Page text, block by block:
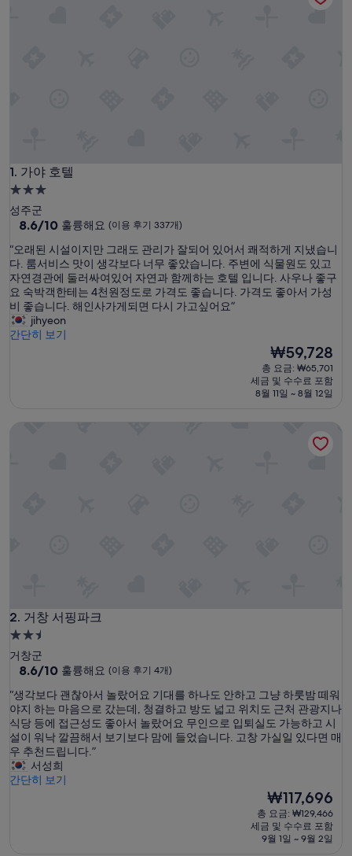
1. 가야 호텔
가야 호텔
3.0
성
급
숙
박
시
설
성주군
10
만
점
중
8.6
점,
훌
륭
기
8.6/10 훌륭해요 (이용 후기 337개)
“
오
래
된
시
설
이
냈
습
다
서
비
스
맛
이
생
각
“오래된 시설이지만 그래도 관리가 잘되어 있어서 쾌적하게 지냈습니
다. 룸서비스 맛이 생각보다 너무 좋았습니다. 주변에 식물원도 있고
자연경관에 둘러싸여있어 자연과 함께하는 호텔 입니다. 사우나 좋구
요 숙박객한테는 4천원정도로 가격도 좋습니다. 가격도 좋아서 가성
비 좋습니다. 해인사가게되면 다시 가고싶어요”
jihyeon
간단히 보기
현
재
요
금
₩59,728
총 요금: ₩65,701
세금 및 수수료 포함
8월 11일 ~ 8월 12일
2. 거창 서핑파크
거창 서핑파크
2.5
성
급
숙
박
시
설
거창군
10
만
점
중
8.6
점,
훌
륭
8.6/10 훌륭해요 (이용 후기 4개)
“
생
각
보
다
괜
찮
“생각보다 괜찮아서 놀랐어요 기대를 하나도 안하고 그냥 하룻밤 떼워
야지 하는 마음으로 갔는데, 청결하고 방도 넓고 위치도 근처 관광지나
식당 등에 접근성도 좋아서 놀랐어요 무인으로 입퇴실도 가능하고 시
설이 워낙 깔끔해서 보기보다 맘에 들었습니다. 고창 가실일 있다면 매
우 추천드립니다.”
서성희
간단히 보기
현
재
요
금
₩117,696
총 요금: ₩129,466
세금 및 수수료 포함
9월 1일 ~ 9월 2일